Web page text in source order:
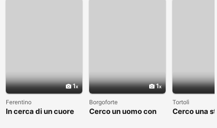
1
Ferentino
In cerca di un cuore
1
Borgoforte
Cerco un uomo con
Tortolì
Cerco una